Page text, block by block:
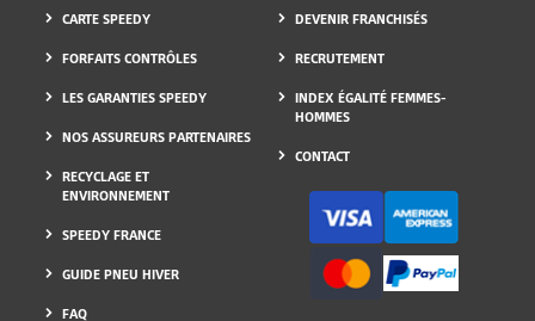
CARTE SPEEDY
FORFAITS CONTRÔLES
LES GARANTIES SPEEDY
NOS ASSUREURS PARTENAIRES
RECYCLAGE ET
ENVIRONNEMENT
SPEEDY FRANCE
GUIDE PNEU HIVER
FAQ
DEVENIR FRANCHISÉS
RECRUTEMENT
INDEX ÉGALITÉ FEMMES-
HOMMES
CONTACT